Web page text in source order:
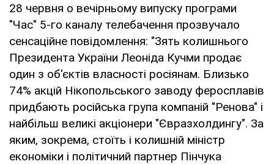
28 червня о вечірньому випуску програми
"Час" 5-го каналу телебачення прозвучало
сенсаційне повідомлення: "Зять колишнього
Президента України Леоніда Кучми продає
один з об'єктів власності росіянам. Близько
74% акцій Нікопольського заводу феросплавів
придбають російська група компаній "Ренова" і
найбільш великі акціонери "Євразхолдингу". За
яким, зокрема, стоїть і колишній міністр
економіки і політичний партнер Пінчука